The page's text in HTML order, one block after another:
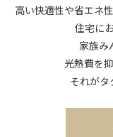
高い快適性や省エネ
住宅に
家族み
光熱費を
それがタ